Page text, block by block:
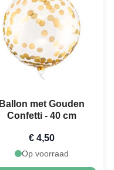
Ballon met Gouden
Confetti - 40 cm
€ 4,50
Op voorraad